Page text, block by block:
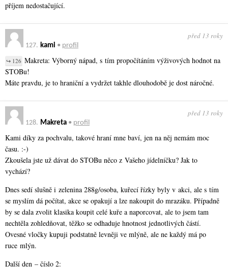
příjem nedostačující.
127. kami • profil
před 13 roky
↪ 126 Makreta: Výborný nápad, s tím propočítáním výživových hodnot na
STOBu!
Máte pravdu, je to hraniční a vydržet takhle dlouhodobě je dost náročné.
128. Makreta • profil
před 13 roky
Kami díky za pochvalu, takové hraní mne baví, jen na něj nemám moc
času. :-)
Zkoušela jste už dávat do STOBu něco z Vašeho jídelníčku? Jak to
vychází?
Dnes sedí slušně i zelenina 288g/osoba, kuřecí řízky byly v akci, ale s tím
se myslím dá počítat, akce se opakují a lze nakoupit do mrazáku. Případně
by se dala zvolit klasika koupit celé kuře a naporcovat, ale to jsem tam
nechtěla zohledňovat, těžko se odhaduje hnotnost jednotlivých částí.
Ovesné vločky kupuji podstatně levněji ve mlýně, ale ne každý má po
ruce mlýn.
Další den – číslo 2: